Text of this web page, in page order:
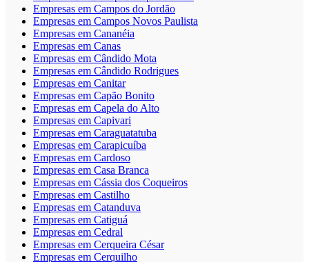
Empresas em Campos do Jordão
Empresas em Campos Novos Paulista
Empresas em Cananéia
Empresas em Canas
Empresas em Cândido Mota
Empresas em Cândido Rodrigues
Empresas em Canitar
Empresas em Capão Bonito
Empresas em Capela do Alto
Empresas em Capivari
Empresas em Caraguatatuba
Empresas em Carapicuíba
Empresas em Cardoso
Empresas em Casa Branca
Empresas em Cássia dos Coqueiros
Empresas em Castilho
Empresas em Catanduva
Empresas em Catiguá
Empresas em Cedral
Empresas em Cerqueira César
Empresas em Cerquilho